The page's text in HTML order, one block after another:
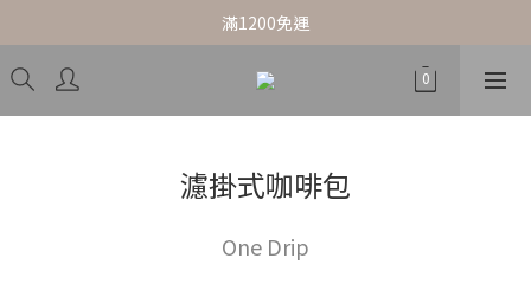
滿1200免運
濾掛式咖啡包
One Drip